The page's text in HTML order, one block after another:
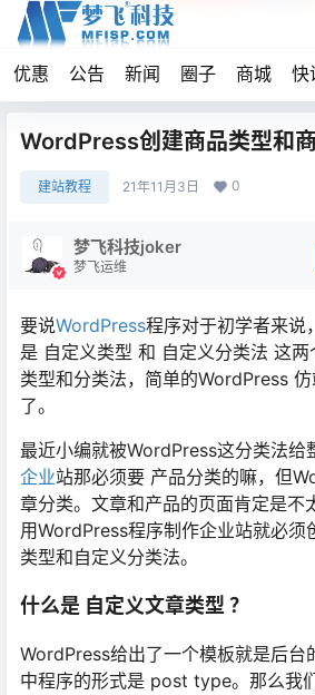
优惠 公告 新闻 圈子 商城 快
WordPress创建商品类型和
建站教程 21年11月3日 0
梦飞科技joker
梦飞运维
要说WordPress程序对于初学者来说
是 自定义类型 和 自定义分类法 这两
类型和分类法，简单的WordPress
了。
最近小编就被WordPress这分类法给
企业站那必须要 产品分类的嘛，但
章分类。文章和产品的页面肯定是不
用WordPress程序制作企业站就必须
类型和自定义分类法。
什么是 自定义文章类型 ？
WordPress给出了一个模板就是后台
中程序的形式是 post type。那么我